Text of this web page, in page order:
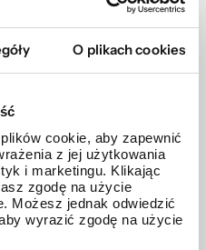
O plikach cookies
cookie, aby zapewnić
z jej użytkowania
i marketingu. Klikając
zgodę na użycie
Możesz jednak odwiedzić
wyrazić zgodę na użycie
niski blok